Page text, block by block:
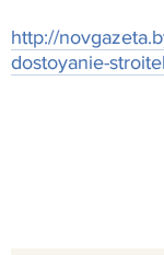
http://
dostoyanie-